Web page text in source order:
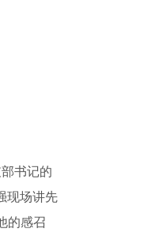
书记的
现场讲先
的感召